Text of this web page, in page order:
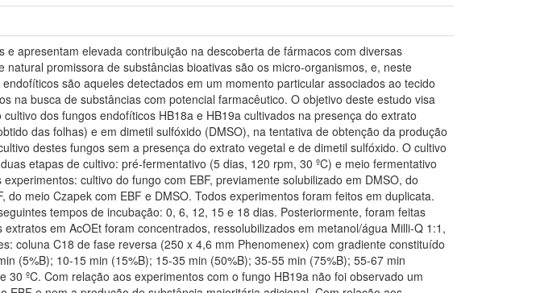
apresentam elevada contribuição na descoberta de fármacos com diversas
promissora de substâncias bioativas são os micro-organismos, e, neste
são aqueles detectados em um momento particular associados ao tecido
na busca de substâncias com potencial farmacêutico. O objetivo deste estudo visa
dos fungos endofíticos HB18a e HB19a cultivados na presença do extrato
das folhas) e em dimetil sulfóxido (DMSO), na tentativa de obtenção da produção
destes fungos sem a presença do extrato vegetal e de dimetil sulfóxido. O cultivo
etapas de cultivo: pré-fermentativo (5 dias, 120 rpm, 30 ºC) e meio fermentativo
cultivo do fungo com EBF, previamente solubilizado em DMSO, do
meio Czapek com EBF e DMSO. Todos experimentos foram feitos em duplicata.
tempos de incubação: 0, 6, 12, 15 e 18 dias. Posteriormente, foram feitas
em AcOEt foram concentrados, ressolubilizados em metanol/água Milli-Q 1:1,
coluna C18 de fase reversa (250 x 4,6 mm Phenomenex) com gradiente constituído
(5%B); 10-15 min (15%B); 15-35 min (50%B); 35-55 min (75%B); 55-67 min
ºC. Com relação aos experimentos com o fungo HB19a não foi observado um